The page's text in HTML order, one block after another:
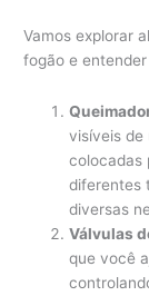
Vamos explorar
fogão e
visíveis de
colocadas
diferentes
diversas
Válvulas
que você